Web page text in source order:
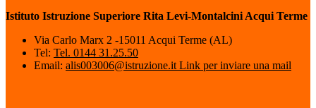
Istituto Istruzione Superiore Rita Levi-Montalcini Acqui Terme
Via Carlo Marx 2 -15011 Acqui Terme (AL)
Tel: Tel. 0144 31.25.50
Email: alis003006@istruzione.it Link per inviare una mail